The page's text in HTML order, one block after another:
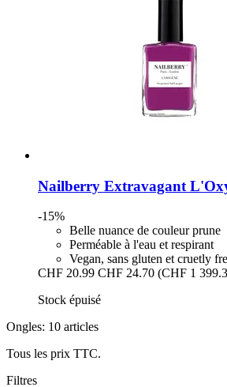
Nailberry Extravagant
-15%
Belle nuance de couleur prune
Perméable à l'eau et respirant
Vegan, sans gluten et cruetly
CHF 20.99 CHF 24.70 (CHF 1
Stock épuisé
Ongles: 10 articles
Tous les prix TTC.
Filtres